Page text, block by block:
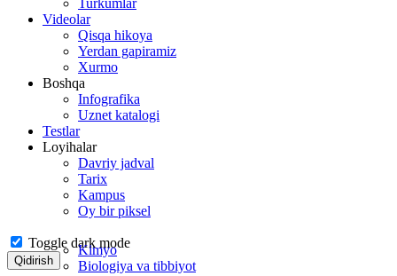
Turkumlar
Videolar
Qisqa hikoya
Yerdan gapiramiz
Xurmo
Boshqa
Infografika
Uznet katalogi
Testlar
Loyihalar
Davriy jadval
Tarix
Kampus
Oy bir piksel
Toggle dark mode
Qidirish
Kimyo
Biologiya va tibbiyot